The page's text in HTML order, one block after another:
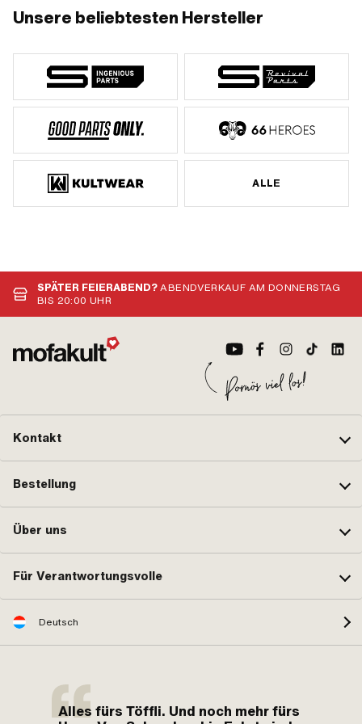
Unsere beliebtesten Hersteller
ALLE
SPÄTER FEIERABEND?ABENDVERKAUF AM DONNERSTAG
BIS 20:00 UHR
Kontakt
Bestellung
Über uns
Für Verantwortungsvolle
Deutsch
Alles fürs Töffli. Und noch mehr fürs